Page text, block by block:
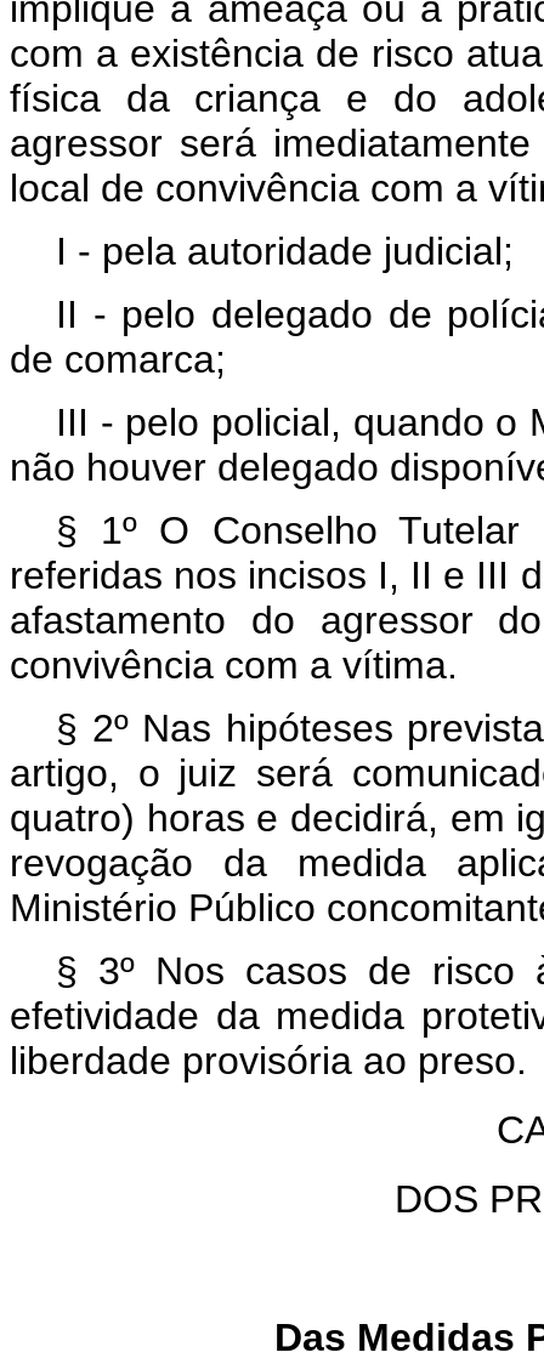
com a existência de risco
física da criança e do
agressor será
local de convivência com a
I - pela autoridade judicial;
II - pelo delegado de
de comarca;
III - pelo policial, quando o
não houver delegado
§ 1º O Conselho Tutelar
referidas nos incisos I, II e III
afastamento do agressor
convivência com a vítima.
§ 2º Nas hipóteses
artigo, o juiz será
quatro) horas e decidirá, em
revogação da medida
Ministério Público
§ 3º Nos casos de risco
efetividade da medida
liberdade provisória ao preso.
DOS
Das Medidas